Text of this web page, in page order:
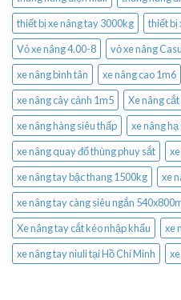
thiết bị xe nâng tay 3000kg
thiết bị
Vỏ xe nâng 4.00-8
vỏ xe nâng
xe nâng bình tân
xe nâng cao 1m6
xe nâng cây cảnh 1m5
Xe nâng
xe nâng hàng siêu thấp
xe nâng hạ
xe nâng quay đổ thùng phuy sắt
xe nâng tay bậc thang 1500kg
xe
xe nâng tay càng siêu ngắn
Xe nâng tay cắt kéo nhập khẩu
xe
xe nâng tay niuli tại Hồ Chí Minh